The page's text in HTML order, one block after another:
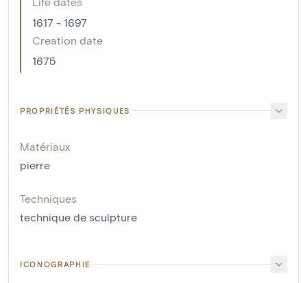
1617 - 1697
Creation date
1675
PROPRIÉTÉS PHYSIQUES
Matériaux
pierre
Techniques
technique de sculpture
ICONOGRAPHIE